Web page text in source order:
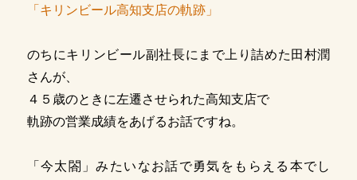
「キリンビール高知支店の軌跡」
のちにキリンビール副社長にまで上り詰めた田村潤
さんが、
４５歳のときに左遷させられた高知支店で
軌跡の営業成績をあげるお話ですね。
「今太閤」みたいなお話で勇気をもらえる本でし